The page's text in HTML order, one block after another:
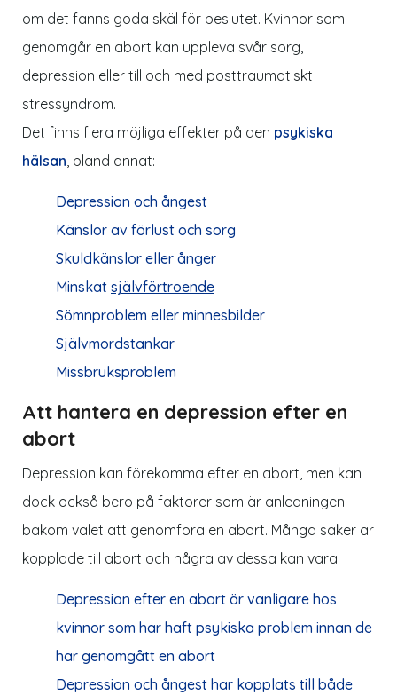
om det fanns goda skäl för beslutet. Kvinnor som
genomgår en abort kan uppleva svår sorg,
depression eller till och med posttraumatiskt
stressyndrom.
Det finns flera möjliga effekter på den psykiska
hälsan , bland annat:
Depression och ångest
Känslor av förlust och sorg
Skuldkänslor eller ånger
Minskat självförtroende
Sömnproblem eller minnesbilder
Självmordstankar
Missbruksproblem
Att hantera en depression efter en
abort
Depression kan förekomma efter en abort, men kan
dock också bero på faktorer som är anledningen
bakom valet att genomföra en abort. Många saker är
kopplade till abort och några av dessa kan vara:
Depression efter en abort är vanligare hos
kvinnor som har haft psykiska problem innan de
har genomgått en abort
Depression och ångest har kopplats till både